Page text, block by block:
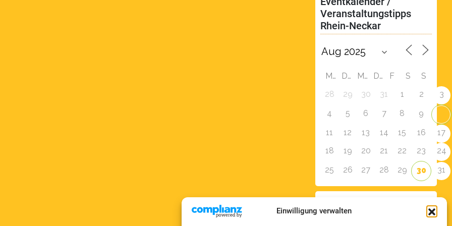
Einwilligung verwalten
Veranstaltungstipps
Rhein-Neckar
M D M D F S
S
28
29 30 31 1 2
3
4
5 6 7 8 9
11
12 13 14 15 16
17
18
19 20 21 22 23
24
25
26 27 28 29 30 31